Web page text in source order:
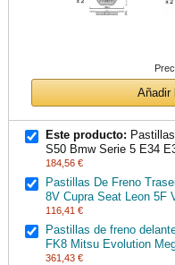
Añadir
Este producto:
S50 Bmw Serie 5 E34
184,56 €
Pastillas De Freno
8V Cupra Seat Leon 5F
116,41 €
Pastillas de freno
FK8 Mitsu Evolution
361,43 €